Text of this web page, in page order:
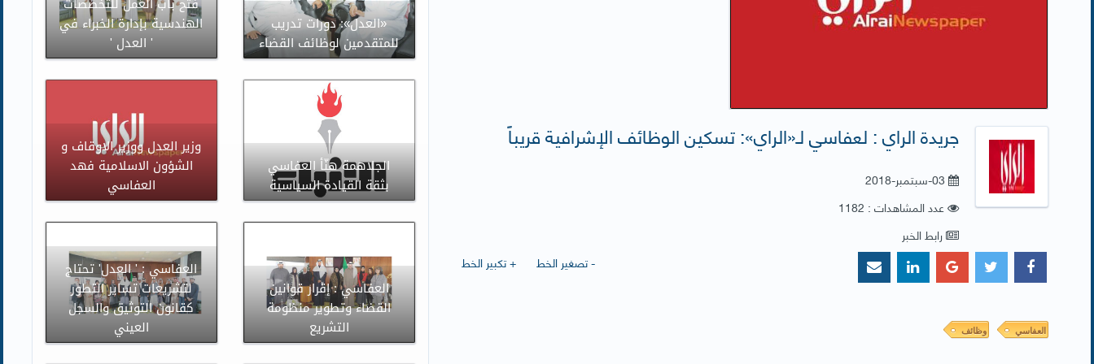
جريدة الراي : لعفاسي لـ«الراي»: تسكين الوظائف الإشرافية قريباً
03-سبتمبر-2018
عدد المشاهدات : 1182
رابط الخبر
+ تكبير الخط
- تصغير الخط
العفاسي وظائف
الهندسية بإدارة الخبراء في
' العدل '
«العدل»: دورات تدريب
للمتقدمين لوظائف القضاء
وزير العدل ووزير الاوقاف و
الشؤون الاسلامية فهد
العفاسي
الجلاهمة هنّأ العفاسي
بثقة القيادة السياسية
العفاسي : ' العدل' تحتاج
لتشريعات تساير التطور
كقانون التوثيق والسجل
العيني
العفاسي : إقرار قوانين
القضاء وتطوير منظومة
التشريع